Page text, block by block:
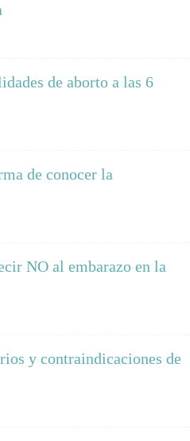
de aborto a las 6
de conocer la
NO al embarazo en la
y contraindicaciones de